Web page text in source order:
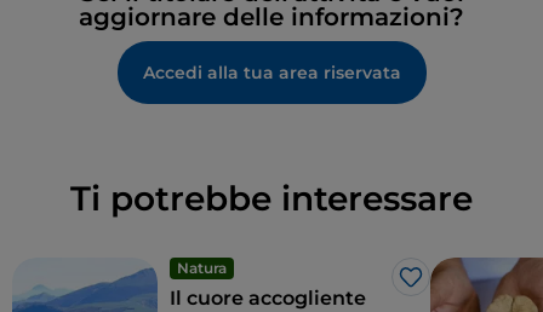
aggiornare delle informazioni?
Accedi alla tua area riservata
Ti potrebbe interessare
Natura
Like
Il cuore accogliente